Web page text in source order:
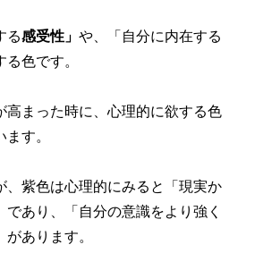
る感受性」や、「自分に内在する
る色です。
高まった時に、心理的に欲する色
す。
、紫色は心理的にみると「現実か
であり、「自分の意識をより強く
あります。